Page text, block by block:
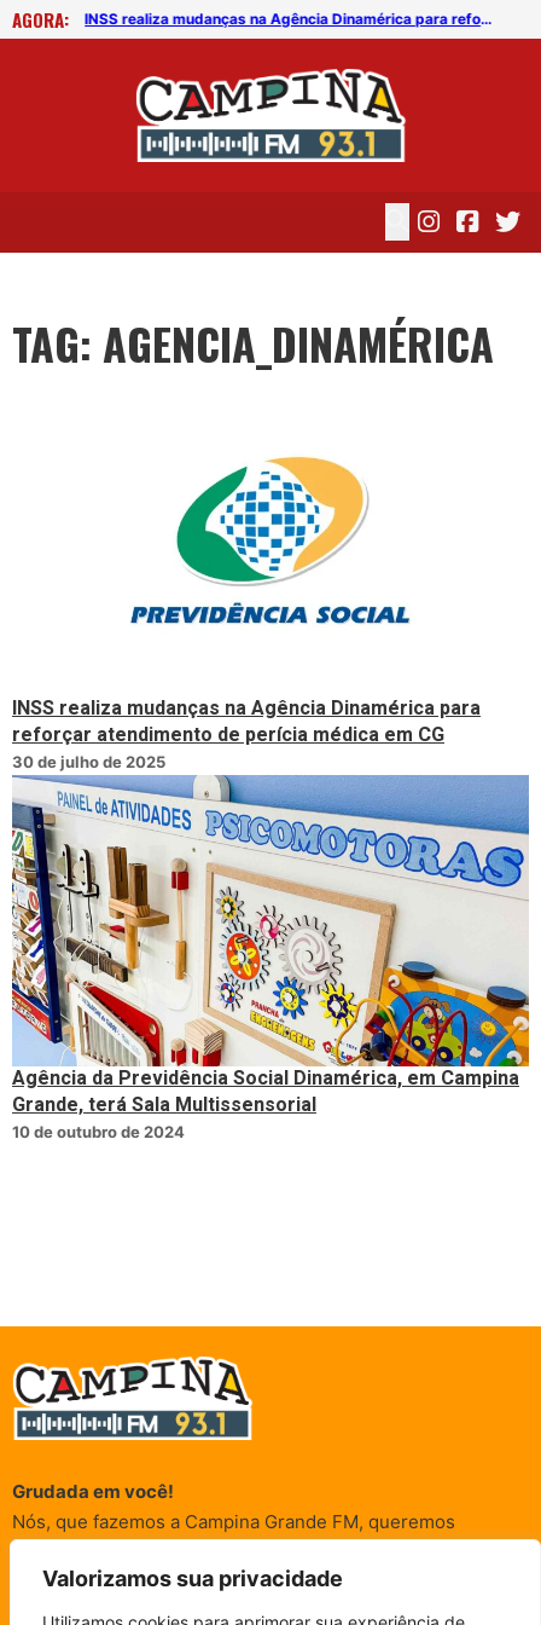
Valorizamos sua privacidade
AGORA:
Agência da Previdência Social Dinamérica, em Campina Grande, terá Sala Multissensorial INSS realiza mudanças na Agência Dinamérica para reforçar atendimento de perícia médica em CG
TAG: AGENCIA_DINAMÉRICA
INSS realiza mudanças na Agência Dinamérica para
reforçar atendimento de perícia médica em CG
30 de julho de 2025
Agência da Previdência Social Dinamérica, em Campina
Grande, terá Sala Multissensorial
10 de outubro de 2024
Grudada em você!
Nós, que fazemos a Campina Grande FM, queremos
acompanham sempre. É para vocês que a Rádio existe e por
vocês que as informações (informativas, de entretenimento,